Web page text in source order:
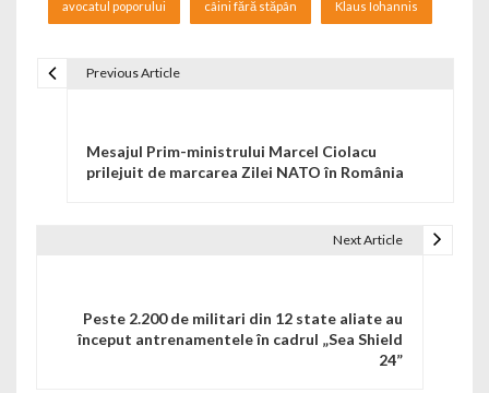
avocatul poporului câini fără stăpân Klaus Iohannis
Previous Article
Mesajul Prim-ministrului Marcel Ciolacu
prilejuit de marcarea Zilei NATO în România
Next Article
Peste 2.200 de militari din 12 state aliate au
început antrenamentele în cadrul „Sea Shield
24”